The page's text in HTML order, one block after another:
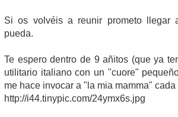
Si os volvéis a reunir prometo llegar
pueda.
Te espero dentro de 9 añitos (que ya
utilitario italiano con un "cuore"
me hace invocar a "la mia mamma"
http://i44.tinypic.com/24ymx6s.jpg